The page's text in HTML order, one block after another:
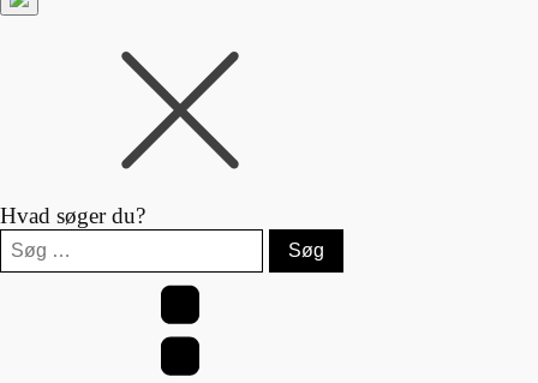
Hvad søger du?
Søg
efter: